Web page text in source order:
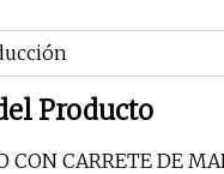
Producto
CON CARRETE DE